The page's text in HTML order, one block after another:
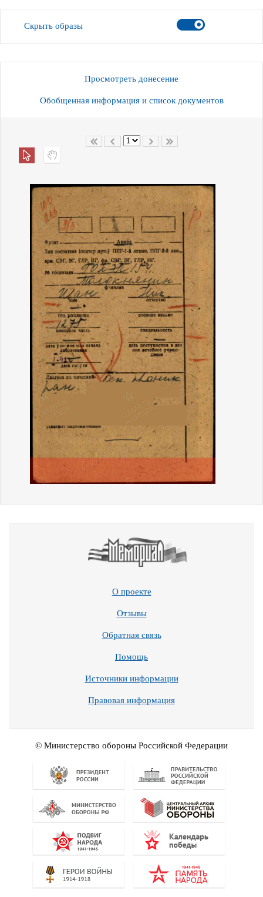
Скрыть образы
Просмотреть донесение
Обобщенная информация и список документов
О проекте
Отзывы
Обратная связь
Помощь
Источники информации
Правовая информация
© Министерство обороны Российской Федерации